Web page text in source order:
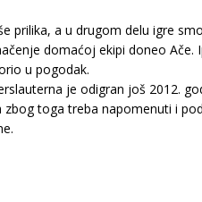
prilika, a u drugom delu igre
domaćoj ekipi doneo
u pogodak.
je odigran još 2012.
toga treba napomenuti i